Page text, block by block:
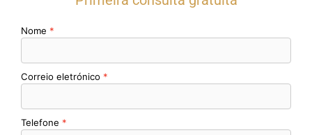
Nome
Correio eletrónico
Telefone